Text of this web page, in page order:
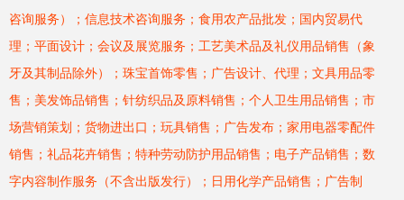
咨询服务）；信息技术咨询服务；食用农产品批发；国内贸易代
理；平面设计；会议及展览服务；工艺美术品及礼仪用品销售（象
牙及其制品除外）；珠宝首饰零售；广告设计、代理；文具用品零
售；美发饰品销售；针纺织品及原料销售；个人卫生用品销售；市
场营销策划；货物进出口；玩具销售；广告发布；家用电器零配件
销售；礼品花卉销售；特种劳动防护用品销售；电子产品销售；数
字内容制作服务（不含出版发行）；日用化学产品销售；广告制